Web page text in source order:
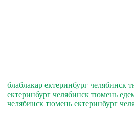
блаблакар ектеринбург челябинск
ектеринбург челябинск тюмень
челябинск тюмень ектеринбург